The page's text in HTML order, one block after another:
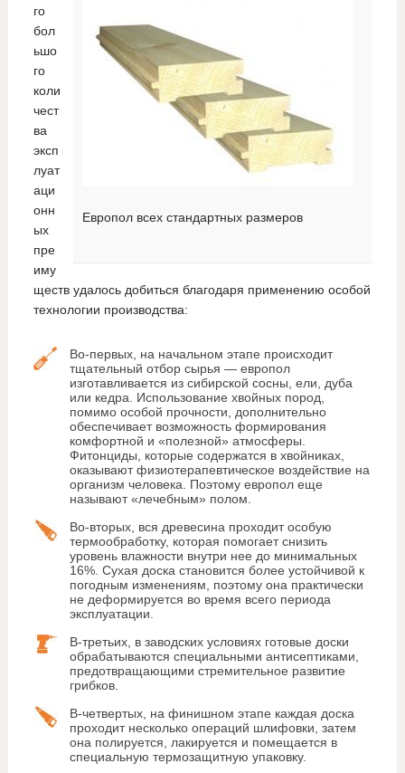
Европол всех стандартных размеров
го
бол
ьшо
го
коли
чест
ва
эксп
луат
аци
онн
ых
пре
иму
ществ удалось добиться благодаря применению особой
технологии производства:
Во-первых, на начальном этапе происходит
тщательный отбор сырья — европол
изготавливается из сибирской сосны, ели, дуба
или кедра. Использование хвойных пород,
помимо особой прочности, дополнительно
обеспечивает возможность формирования
комфортной и «полезной» атмосферы.
Фитонциды, которые содержатся в хвойниках,
оказывают физиотерапевтическое воздействие на
организм человека. Поэтому европол еще
называют «лечебным» полом.
Во-вторых, вся древесина проходит особую
термообработку, которая помогает снизить
уровень влажности внутри нее до минимальных
16%. Сухая доска становится более устойчивой к
погодным изменениям, поэтому она практически
не деформируется во время всего периода
эксплуатации.
В-третьих, в заводских условиях готовые доски
обрабатываются специальными антисептиками,
предотвращающими стремительное развитие
грибков.
В-четвертых, на финишном этапе каждая доска
проходит несколько операций шлифовки, затем
она полируется, лакируется и помещается в
специальную термозащитную упаковку.